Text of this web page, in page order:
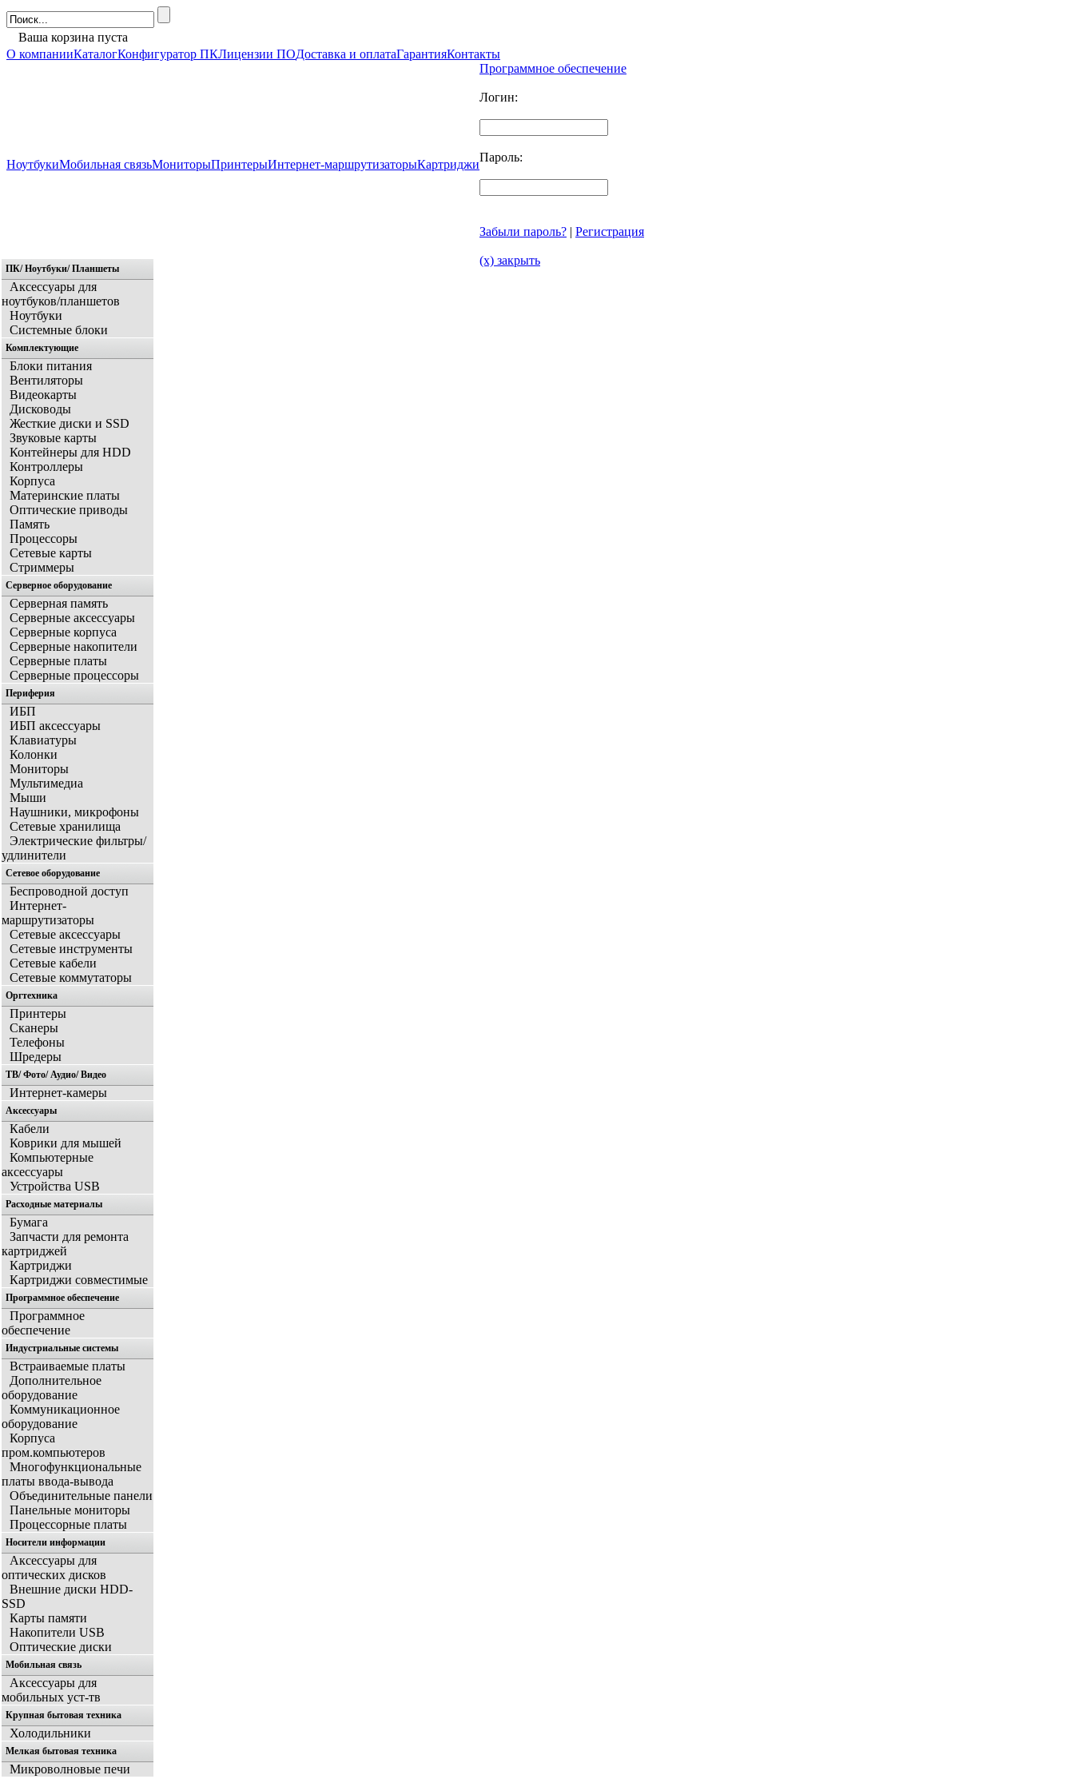
Ваша корзина пуста
О компанииКаталогКонфигуратор ПКЛицензии ПОДоставка и оплатаГарантияКонтакты
НоутбукиМобильная связьМониторыПринтерыИнтернет-маршрутизаторыКартриджи
Программное обеспечение
Логин:
Пароль:
Забыли пароль? | Регистрация
(x) закрыть
Главная
ПК/ Ноутбуки/ Планшеты
Аксессуары для
ноутбуков/планшетов
Ноутбуки
Системные блоки
Комплектующие
Блоки питания
Вентиляторы
Видеокарты
Дисководы
Жесткие диски и SSD
Звуковые карты
Контейнеры для HDD
Контроллеры
Корпуса
Материнские платы
Оптические приводы
Память
Процессоры
Сетевые карты
Стриммеры
Серверное оборудование
Серверная память
Серверные аксессуары
Серверные корпуса
Серверные накопители
Серверные платы
Серверные процессоры
Периферия
ИБП
ИБП аксессуары
Клавиатуры
Колонки
Мониторы
Мультимедиа
Мыши
Наушники, микрофоны
Сетевые хранилища
Электрические фильтры/
удлинители
Сетевое оборудование
Беспроводной доступ
Интернет-
маршрутизаторы
Сетевые аксессуары
Сетевые инструменты
Сетевые кабели
Сетевые коммутаторы
Оргтехника
Принтеры
Сканеры
Телефоны
Шредеры
ТВ/ Фото/ Аудио/ Видео
Интернет-камеры
Аксессуары
Кабели
Коврики для мышей
Компьютерные
аксессуары
Устройства USB
Расходные материалы
Бумага
Запчасти для ремонта
картриджей
Картриджи
Картриджи совместимые
Программное обеспечение
Программное
обеспечение
Индустриальные системы
Встраиваемые платы
Дополнительное
оборудование
Коммуникационное
оборудование
Корпуса
пром.компьютеров
Многофункциональные
платы ввода-вывода
Объединительные панели
Панельные мониторы
Процессорные платы
Носители информации
Аксессуары для
оптических дисков
Внешние диски HDD-
SSD
Карты памяти
Накопители USB
Оптические диски
Мобильная связь
Аксессуары для
мобильных уст-тв
Крупная бытовая техника
Холодильники
Мелкая бытовая техника
Микроволновые печи